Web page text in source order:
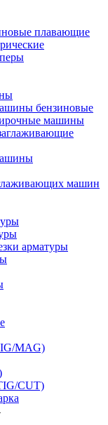
плавающие
бензиновые
машины
машин
арматуры
MAG)
CUT)